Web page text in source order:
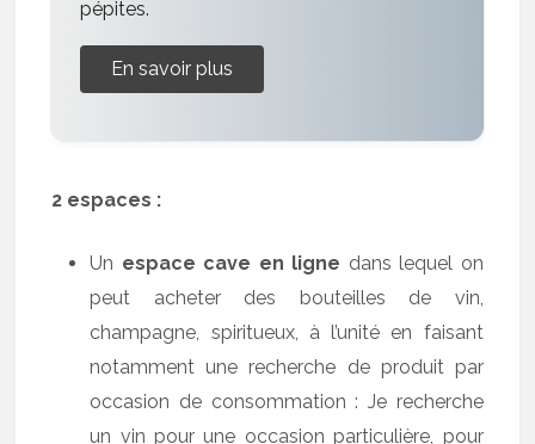
pépites.
En savoir plus
2 espaces :
Un espace cave en ligne dans lequel on
peut acheter des bouteilles de vin,
champagne, spiritueux, à l’unité en faisant
notamment une recherche de produit par
occasion de consommation : Je recherche
un vin pour une occasion particulière, pour